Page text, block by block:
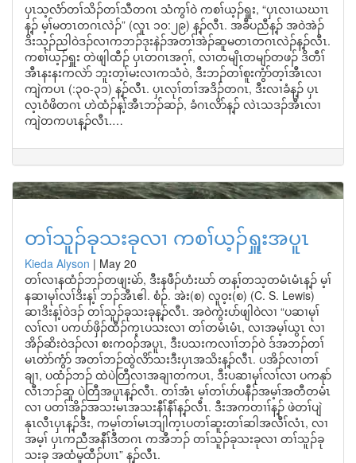
ပှၤသ့လံာ်တၢ်သိၣ်တၢ်သီတဂၤ သံကွၢ်ဝဲ ကစၢ်ယ့ၣ်ရှူး, “ပှၤလၢယဃၢၤ
န့ၣ် မ့ၢ်မတၤတဂၤလဲၣ်” (လူၤ ၁၀:၂၉) န့ၣ်လီၤ. အခီပညီန့ၣ် အဝဲအဲၣ်
ဒိးသ့ၣ်ညါဝဲဒၣ်လၢကဘၣ်ဒုးနဲၣ်အတၢ်အဲၣ်ဆူမတၤတဂၤလဲၣ်န့ၣ်လီၤ.
ကစၢ်ယ့ၣ်ရှူး တဲဖျါထီၣ် ပှၤတဂၤအဂ့ၢ်, လၢတမျိၤတမျာ်တဖၣ် ဒိတီၢ်
အီၤနးနးကလဲာ် ဘူးတ့ၢ်မးလၢကသံဝဲ, ဒီးဘၣ်တၢ်စူးကွံာ်တ့ၢ်အီၤလၢ
ကျဲကပၤ (:၃၀-၃၁) န့ၣ်လီၤ. ပှၤလုၢ်တၢ်အဒိၣ်တဂၤ, ဒီးလၢခံန့ၣ် ပှၤ
လ့ၤဝံဖိတဂၤ ဟဲထံၣ်န့ၢ်အီၤဘၣ်ဆၣ်, ခံဂၤလိာ်န့ၣ် လဲၤသဒၣ်အီၤလၢ
ကျဲတကပၤန့ၣ်လီၤ.…
တၢ်သူၣ်ခုသးခုလၢ ကစၢ်ယ့ၣ်ရှူးအပူၤ
Kieda Alyson | May 20
တၢ်လၢနထံၣ်ဘၣ်တဖျးမဲာ်, ဒီးနဖီၣ်ဟံးဃာ် တန့ၢ်တသ့တမံၤမံၤန့ၣ် မ့ၢ်
နဆၢမုၢ်လၢ်ဒိးန့ၢ် ဘၣ်အီၤဧါ. စံၣ်. အဲး(စ) လူဝ့း(စ) (C. S. Lewis)
ဆၢဒိးန့ၢ်ဝဲဒၣ် တၢ်သူၣ်ခုသးခုန့ၣ်လီၤ. အဝဲကွဲးပာ်ဖျါဝဲလၢ “ပဆၢမုၢ်
လၢ်လၢ ပကပာ်ဖှိၣ်ထီၣ်က့ၤပသးလၢ တၢ်တမံၤမံၤ, လၢအမ့ၢ်ယွၤ လၢ
အိၣ်ဆိးဝဲဒၣ်လၢ စးကဝၣ်အပူၤ, ဒီးပသးကလၢၢ်ဘၣ်ဝဲ ဒ်အဘၣ်တၢ်
မၤတဲာ်ကွံာ် အတၢ်ဘၣ်ထွဲလိာ်သးဒီးပှၤအသိးန့ၣ်လီၤ. ပအိၣ်လၢတၢ်
ချၢ, ပထံၣ်ဘၣ် ထဲပဲတြီလၢအချၢတကပၤ, ဒီးပဆၢမုၢ်လၢ်လၢ ပကနုာ်
လီၤဘၣ်ဆူ ပဲတြီအပူၤန့ၣ်လီၤ. တၢ်အံၤ မ့ၢ်တၢ်ပာ်ပနီၣ်အမ့ၢ်အတီတမံၤ
လၢ ပတၢ်အိၣ်အသးမၤအသးနီၢ်နီၢ်န့ၣ်လီၤ. ဒီးအကတၢၢ်န့ၣ် ဖဲတၢ်ပျဲ
နုၤလီၤပှၤန့ၣ်ဒီး, ကမ့ၢ်တၢ်မၤဘျါက့ၤပတၢ်ဆူးတၢ်ဆါအလီၢ်လံၤ, လၢ
အမ့ၢ် ပှၤကညီအနီၢ်ဒီတဂၤ ကအီဘၣ် တၢ်သူၣ်ခုသးခုလၢ တၢ်သူၣ်ခု
သးခု အထံမူထီၣ်ပၢၤ” န့ၣ်လီၤ.